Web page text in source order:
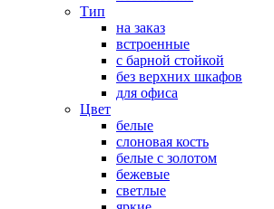
Тип
на заказ
встроенные
с барной стойкой
без верхних шкафов
для офиса
Цвет
белые
слоновая кость
белые с золотом
бежевые
светлые